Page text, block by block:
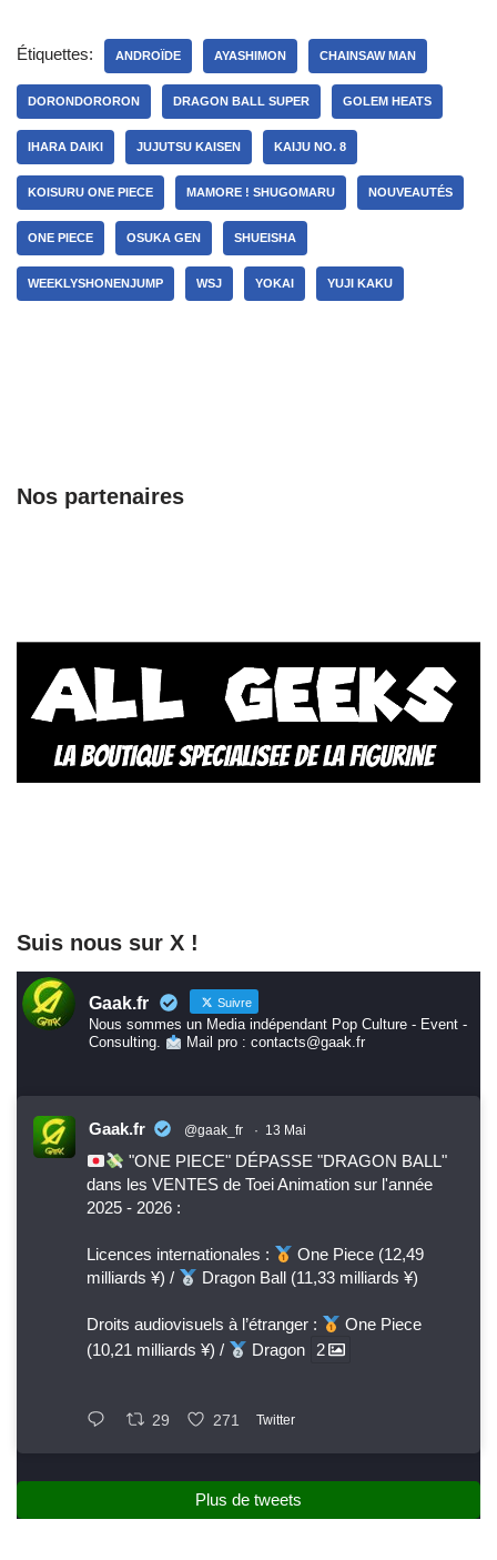
Étiquettes: ANDROÏDE AYASHIMON CHAINSAW MAN
DORONDORORON DRAGON BALL SUPER GOLEM HEATS
IHARA DAIKI JUJUTSU KAISEN KAIJU NO. 8
KOISURU ONE PIECE MAMORE ! SHUGOMARU NOUVEAUTÉS
ONE PIECE OSUKA GEN SHUEISHA
WEEKLYSHONENJUMP WSJ YOKAI YUJI KAKU
Nos partenaires
Suis nous sur X !
Gaak.fr Suivre
Nous sommes un Media indépendant Pop Culture - Event -
Consulting.
Mail pro : contacts@gaak.fr
Gaak.fr @gaak_fr · 13 Mai
"ONE PIECE" DÉPASSE "DRAGON BALL"
dans les VENTES de Toei Animation sur l'année
2025 - 2026 :
Licences internationales :
One Piece (12,49
milliards ¥) /
Dragon Ball (11,33 milliards ¥)
Droits audiovisuels à l’étranger :
One Piece
(10,21 milliards ¥) /
Dragon 2
29 271 Twitter
Plus de tweets